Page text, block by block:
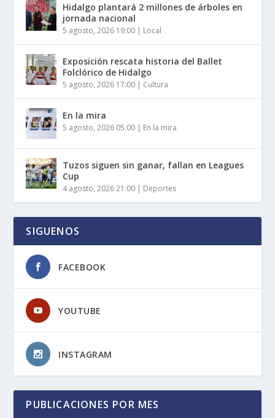
Hidalgo plantará 2 millones de árboles en
jornada nacional
5 agosto, 2026 19:00 | Local
Exposición rescata historia del Ballet
Folclórico de Hidalgo
5 agosto, 2026 17:00 | Cultura
En la mira
5 agosto, 2026 05:00 | En la mira
Tuzos siguen sin ganar, fallan en Leagues
Cup
4 agosto, 2026 21:00 | Deportes
SIGUENOS
FACEBOOK
YOUTUBE
INSTAGRAM
PUBLICACIONES POR MES